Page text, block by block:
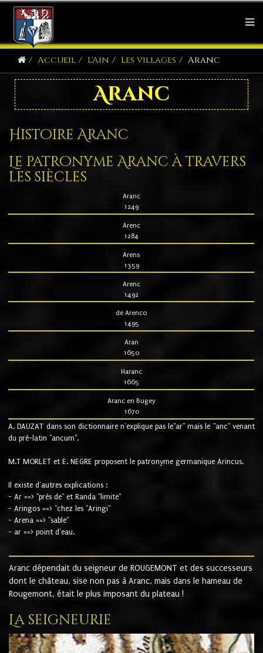
Accueil L'Ain Les villages Aranc
Aranc
Histoire Aranc
Le patronyme Aranc à travers
les siècles
Aranc
1249
Arenc
1284
Arens
1359
Arenc
1492
de Arenco
1495
Aran
1650
Haranc
1665
Aranc en Bugey
1670
A. DAUZAT dans son dictionnaire n'explique pas le"ar" mais le "anc" venant
du pré-latin "ancum".
M.T MORLET et E. NEGRE proposent le patronyme germanique Arincus.
Il existe d'autres explications :
- Ar ==> "près de" et Randa "limite"
- Aringos ==> "chez les "Aringi"
- Arena ==> "sable"
- ar ==> point d'eau.
Aranc dépendait du seigneur de ROUGEMONT et des successeurs
dont le château, sise non pas à Aranc, mais dans le hameau de
Rougemont, était le plus imposant du plateau !
La seigneurie